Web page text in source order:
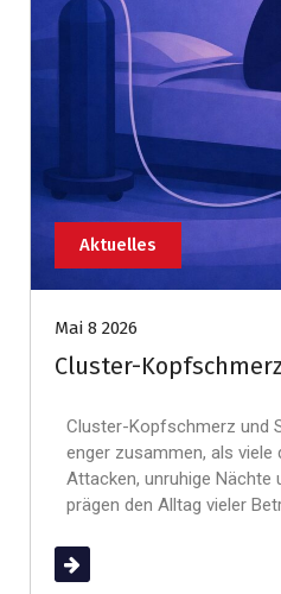
Aktuelles
Mai 8 2026
Cluster-
Cluster-Kopfschmerz und
enger zusammen, als viele
Attacken, unruhige Nächte
prägen den Alltag vieler
(mehr …)